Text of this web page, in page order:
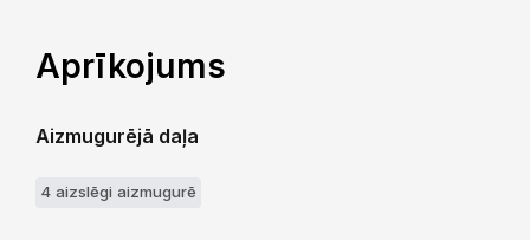
Aprīkojums
Aizmugurējā daļa
4 aizslēgi aizmugurē